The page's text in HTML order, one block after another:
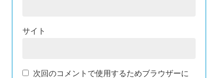
サイト
次回のコメントで使用するためブラウザーに